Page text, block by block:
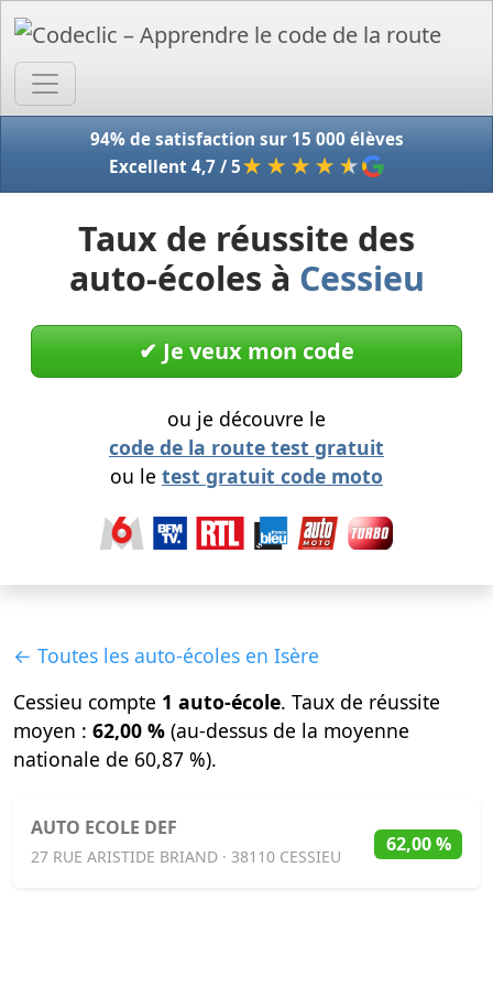
94% de satisfaction sur 15 000 élèves
Excellent 4,7 / 5★★★★ ★
Taux de réussite des
auto-écoles à Cessieu
✔︎ Je veux mon code
ou je découvre le
code de la route test gratuit
ou le test gratuit code moto
← Toutes les auto-écoles en Isère
Cessieu compte 1 auto-école. Taux de réussite
moyen : 62,00 % (au-dessus de la moyenne
nationale de 60,87 %).
AUTO ECOLE DEF
27 RUE ARISTIDE BRIAND · 38110 CESSIEU
62,00 %